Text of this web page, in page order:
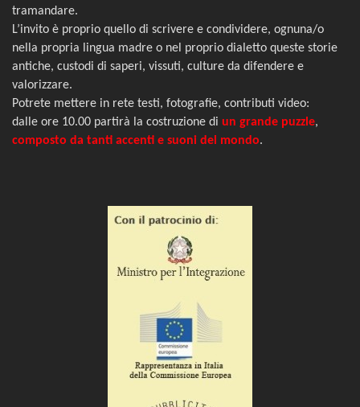
tramandare.
L’invito è proprio quello di scrivere e condividere, ognuna/o
nella propria lingua madre o nel proprio dialetto queste storie
antiche, custodi di saperi, vissuti, culture da difendere e
valorizzare.
Potrete mettere in rete testi, fotografie, contributi video:
dalle ore 10.00 partirà la costruzione di un grande puzzle,
composto da tanti accenti e suoni del mondo.